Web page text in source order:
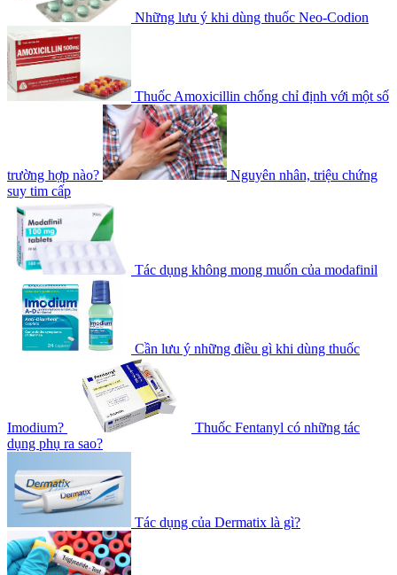
Những lưu ý khi dùng thuốc Neo-Codion
Thuốc Amoxicillin chống chỉ định với một số
trường hợp nào?
Nguyên nhân, triệu chứng
suy tim cấp
Tác dụng không mong muốn của modafinil
Cần lưu ý những điều gì khi dùng thuốc
Imodium?
Thuốc Fentanyl có những tác
dụng phụ ra sao?
Tác dụng của Dermatix là gì?